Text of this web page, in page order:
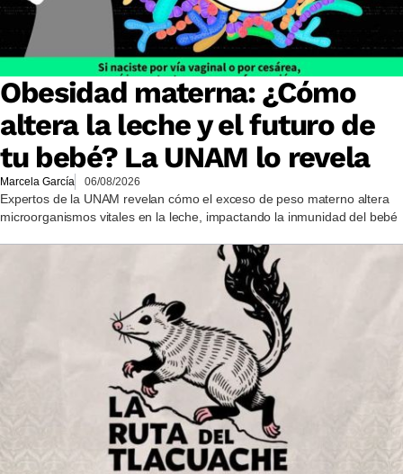
Obesidad materna: ¿Cómo
altera la leche y el futuro de
tu bebé? La UNAM lo revela
Marcela García 06/08/2026
Expertos de la UNAM revelan cómo el exceso de peso materno altera
microorganismos vitales en la leche, impactando la inmunidad del bebé